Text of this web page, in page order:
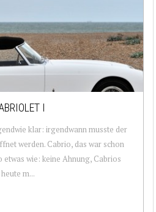
I
klar: irgendwann musste der
werden. Cabrio, das war schon
etwas wie: keine Ahnung, Cabrios
m...